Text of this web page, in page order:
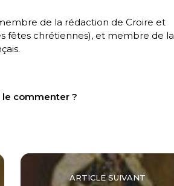
de la rédaction de Croire et
fêtes chrétiennes), et membre de la
le commenter ?
ARTICLE SUIVANT